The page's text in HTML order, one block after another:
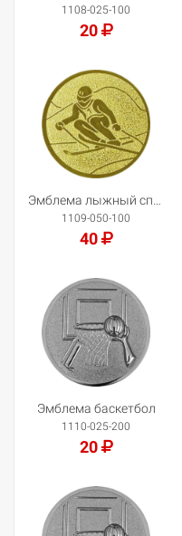
1108-025-100
20
Добавить в корзину
1109-050-100
40
Добавить в корзину
Эмблема баскетбол
1110-025-200
20
Добавить в корзину